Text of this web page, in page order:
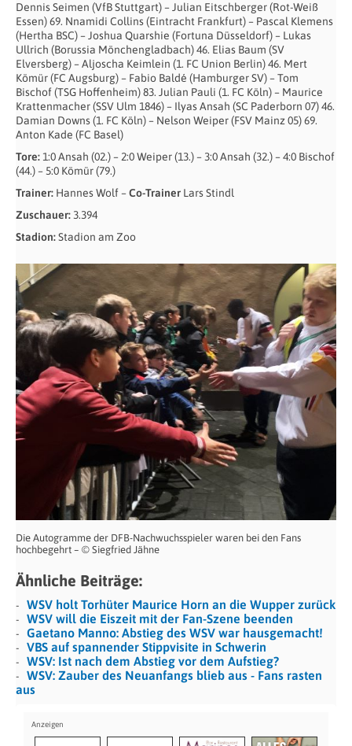
Dennis Seimen (VfB Stuttgart) – Julian Eitschberger (Rot-Weiß
Essen) 69. Nnamidi Collins (Eintracht Frankfurt) – Pascal Klemens
(Hertha BSC) – Joshua Quarshie (Fortuna Düsseldorf) – Lukas
Ullrich (Borussia Mönchengladbach) 46. Elias Baum (SV
Elversberg) – Aljoscha Keimlein (1. FC Union Berlin) 46. Mert
Kömür (FC Augsburg) – Fabio Baldé (Hamburger SV) – Tom
Bischof (TSG Hoffenheim) 83. Julian Pauli (1. FC Köln) – Maurice
Krattenmacher (SSV Ulm 1846) – Ilyas Ansah (SC Paderborn 07) 46.
Damian Downs (1. FC Köln) – Nelson Weiper (FSV Mainz 05) 69.
Anton Kade (FC Basel)
Tore: 1:0 Ansah (02.) – 2:0 Weiper (13.) – 3:0 Ansah (32.) – 4:0 Bischof
(44.) – 5:0 Kömür (79.)
Trainer: Hannes Wolf –Co-Trainer Lars Stindl
Zuschauer:3.394
Stadion:Stadion am Zoo
Die Autogramme der DFB-Nachwuchsspieler waren bei den Fans
hochbegehrt – © Siegfried Jähne
Ähnliche Beiträge:
WSV holt Torhüter Maurice Horn an die Wupper zurück
WSV will die Eiszeit mit der Fan-Szene beenden
Gaetano Manno: Abstieg des WSV war hausgemacht!
VBS auf spannender Stippvisite in Schwerin
WSV: Ist nach dem Abstieg vor dem Aufstieg?
WSV: Zauber des Neuanfangs blieb aus - Fans rasten
aus